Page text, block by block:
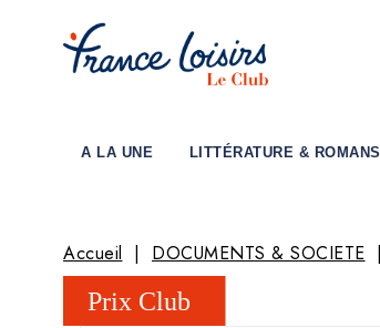
A LA UNE LITTÉRATURE & ROMANS
Accueil DOCUMENTS & SOCIETE